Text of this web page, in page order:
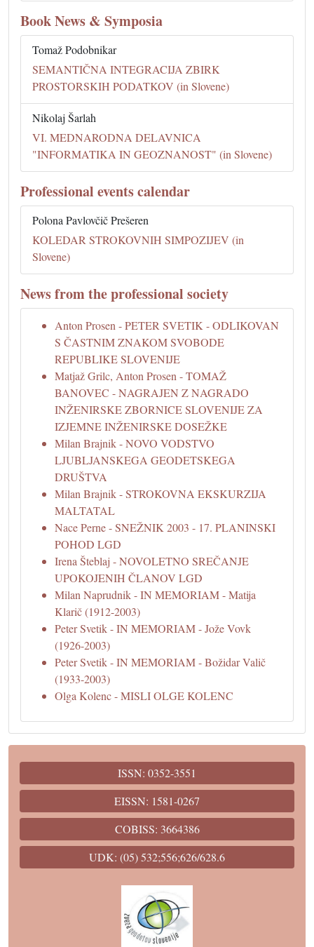
Book News & Symposia
Tomaž Podobnikar
SEMANTIČNA INTEGRACIJA ZBIRK
PROSTORSKIH PODATKOV (in Slovene)
Nikolaj Šarlah
VI. MEDNARODNA DELAVNICA
"INFORMATIKA IN GEOZNANOST" (in Slovene)
Professional events calendar
Polona Pavlovčič Prešeren
KOLEDAR STROKOVNIH SIMPOZIJEV (in
Slovene)
News from the professional society
Anton Prosen - PETER SVETIK - ODLIKOVAN
S ČASTNIM ZNAKOM SVOBODE
REPUBLIKE SLOVENIJE
Matjaž Grilc, Anton Prosen - TOMAŽ
BANOVEC - NAGRAJEN Z NAGRADO
INŽENIRSKE ZBORNICE SLOVENIJE ZA
IZJEMNE INŽENIRSKE DOSEŽKE
Milan Brajnik - NOVO VODSTVO
LJUBLJANSKEGA GEODETSKEGA
DRUŠTVA
Milan Brajnik - STROKOVNA EKSKURZIJA
MALTATAL
Nace Perne - SNEŽNIK 2003 - 17. PLANINSKI
POHOD LGD
Irena Šteblaj - NOVOLETNO SREČANJE
UPOKOJENIH ČLANOV LGD
Milan Naprudnik - IN MEMORIAM - Matija
Klarič (1912-2003)
Peter Svetik - IN MEMORIAM - Jože Vovk
(1926-2003)
Peter Svetik - IN MEMORIAM - Božidar Valič
(1933-2003)
Olga Kolenc - MISLI OLGE KOLENC
ISSN: 0352-3551
EISSN: 1581-0267
COBISS: 3664386
UDK: (05) 532;556;626/628.6